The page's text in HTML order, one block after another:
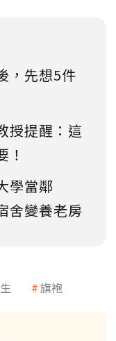
，先想5件
授提醒：這
！
學當鄰
舍變養老房
旗袍